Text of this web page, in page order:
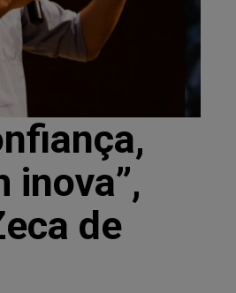
inova”,
de